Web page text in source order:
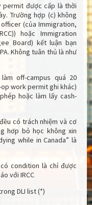
permit được cấp là thời
Trường hợp (c) không
(của Immigration,
hoặc Immigration
Board) kết luận bạn
Không tuân thủ là như
off-campus quá 20
work permit ghi khác)
hoặc làm lấy cash-
có trách nhiệm và cơ
hơp bỏ học không xin
while in Canada” là
condition là chỉ được
với IRCC
DLI list (*)